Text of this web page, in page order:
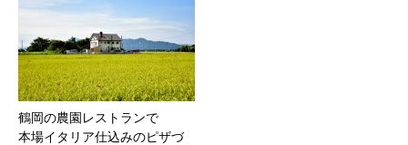
鶴岡の農園レストランで
本場イタリア仕込みのピザづ